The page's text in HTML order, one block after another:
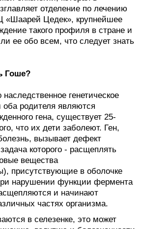
отделение по лечению
«Шаарей Цедек», крупнейшее
такого профиля в стране и
ее обо всем, что следует знать
Гоше?
генетическое
родителя являются
гена, существует 25-
что их дети заболеют. Ген,
вызывает дефект
которого - расщеплять
вещества
присутствующие в оболочке
нарушении функции фермента
и начинают
частях организма.
в селезенке, это может